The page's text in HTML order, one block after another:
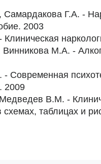
Самардакова Г.А. -
2003
М.А. -
Современная
2009
В.М. -
схемах, таблицах и